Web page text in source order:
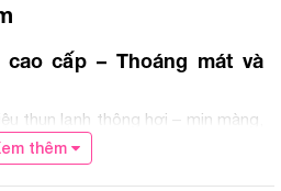
cấp – Thoáng mát và
thun lạnh thông hơi – mịn màng,
dính vào da bé. Chất vải này
thêm